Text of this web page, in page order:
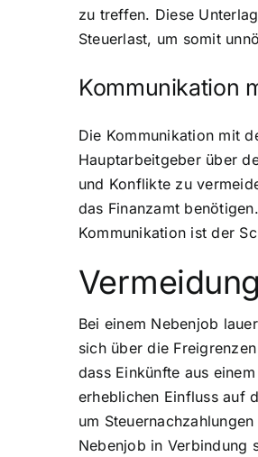
zu treffen. Diese
Steuerlast, um somit
Kommunikation
Die Kommunikation mit
Hauptarbeitgeber über
und Konflikte zu
das Finanzamt
Kommunikation ist der
Bei einem Nebenjob
sich über die
dass Einkünfte aus
erheblichen Einfluss auf
um
Nebenjob in Verbindung